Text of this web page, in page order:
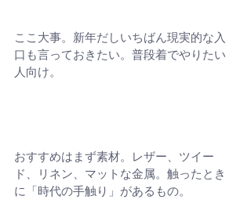
ここ大事。新年だしいちばん現実的な入
口も言っておきたい。普段着でやりたい
人向け。
おすすめはまず素材。レザー、ツイー
ド、リネン、マットな金属。触ったとき
に「時代の手触り」があるもの。